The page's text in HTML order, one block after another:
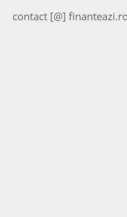
contact [@] finanteazi.ro